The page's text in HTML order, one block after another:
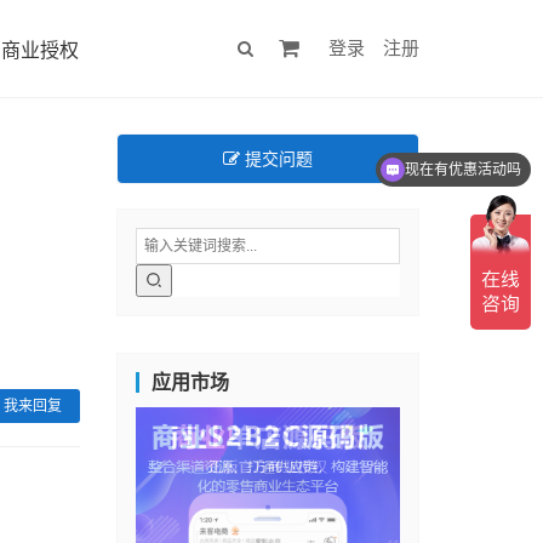
商业授权 登录 注册
我来回复
提交问题
应用市场
现在有优惠活动吗